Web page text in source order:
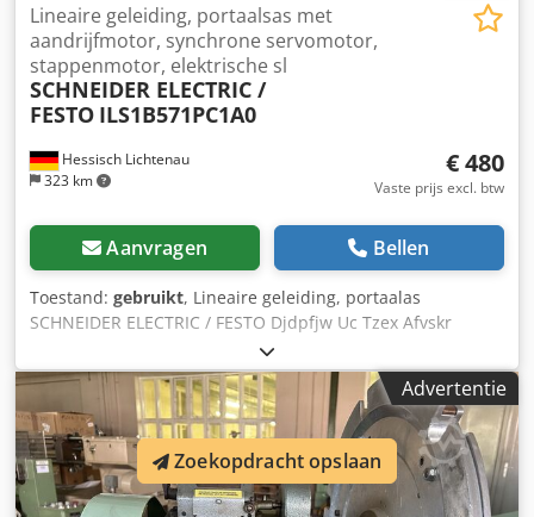
Hessisch Lichtenau
323 km
Lineaire geleiding, portaalsas met
aandrijfmotor, synchrone servomotor,
stappenmotor, elektrische sl
SCHNEIDER ELECTRIC /
FESTO ILS1B571PC1A0
€ 480
Vaste prijs excl. btw
Aanvragen Bellen
Toestand: gebruikt, Lineaire geleiding, portaalas
SCHNEIDER ELECTRIC / FESTO Djdpfjw Uc Tzex Afvskr
Elektroslede Motortype: ILS1B571PC1A0 Bouwjaar: 2010
Asverplaatsing: 300 mm Voedingsspanning: 36 Volt (DC)
Loopwagen: 86 x 54 mm - Synchroon servomotor /
stappenmotor SCHNEIDER ELECTRIC, type: ILS1B571PC1A0 -
Lineaire geleiding FESTO, type EGSK-33-300-6P -
Kogelomloopspindel Ø 10 mm, spoed 6 mm - 2 verstelbare
positiegevers Afmetingen L x B x H: 580 x 120 x 57 mm
Advertentie
Zoekopdracht opslaan